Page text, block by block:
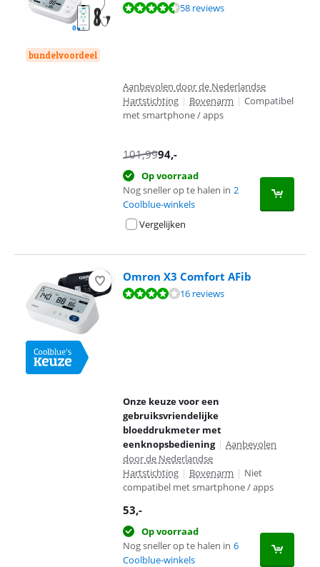
bundelvoordeel
Beoordeling is 9,0 van de 10, gebaseerd op 58 reviews.
58 reviews
Aanbevolen door de Nederlandse
Hartstichting | Bovenarm | Compatibel
met smartphone / apps
101,9994,-
Op voorraad
Nog sneller op te halen in 2
Coolblue-winkels
Vergelijken
Omron X3 Comfort AFib
Beoordeling is 8,3 van de 10, gebaseerd op 16 reviews.
16 reviews
Onze keuze voor een
gebruiksvriendelijke
bloeddrukmeter met
eenknopsbediening | Aanbevolen
door de Nederlandse
Hartstichting | Bovenarm | Niet
compatibel met smartphone / apps
53,-
Op voorraad
Nog sneller op te halen in 6
Coolblue-winkels